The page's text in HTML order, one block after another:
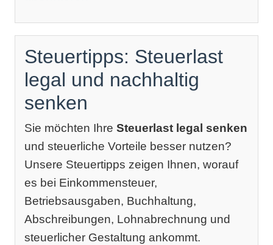
Steuertipps: Steuerlast
legal und nachhaltig
senken
Sie möchten Ihre Steuerlast legal senken
und steuerliche Vorteile besser nutzen?
Unsere Steuertipps zeigen Ihnen, worauf
es bei Einkommensteuer,
Betriebsausgaben, Buchhaltung,
Abschreibungen, Lohnabrechnung und
steuerlicher Gestaltung ankommt.